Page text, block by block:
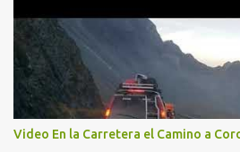
Video En la Carretera el Camino a